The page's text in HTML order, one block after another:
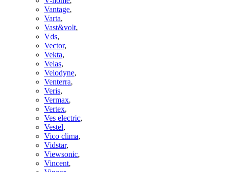
Vantage,
Varta,
Vast&volt,
Vds,
Vector,
Vekta,
Velas,
Velodyne,
Venterra,
Veris,
Vermax,
Vertex,
Ves electric,
Vestel,
Vico clima,
Vidstar,
Viewsonic,
Vincent,